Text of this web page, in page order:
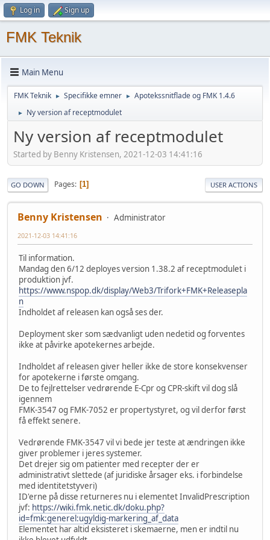
Log in Sign up
FMK Teknik
Main Menu
FMK Teknik ► Specifikke emner ► Apotekssnitflade og FMK 1.4.6
► Ny version af receptmodulet
Ny version af receptmodulet
Started by Benny Kristensen, 2021-12-03 14:41:16
GO DOWN Pages 1 USER ACTIONS
Benny Kristensen Administrator
2021-12-03 14:41:16
Til information.
Mandag den 6/12 deployes version 1.38.2 af receptmodulet i
produktion jvf.
https://www.nspop.dk/display/Web3/Trifork+FMK+Releasepla
n
Indholdet af releasen kan også ses der.
Deployment sker som sædvanligt uden nedetid og forventes
ikke at påvirke apotekernes arbejde.
Indholdet af releasen giver heller ikke de store konsekvenser
for apotekerne i første omgang.
De to fejlrettelser vedrørende E-Cpr og CPR-skift vil dog slå
igennem
FMK-3547 og FMK-7052 er propertystyret, og vil derfor først
få effekt senere.
Vedrørende FMK-3547 vil vi bede jer teste at ændringen ikke
giver problemer i jeres systemer.
Det drejer sig om patienter med recepter der er
administrativt slettede (af juridiske årsager eks. i forbindelse
med identitetstyveri)
ID'erne på disse returneres nu i elementet InvalidPrescription
jvf: https://wiki.fmk.netic.dk/doku.php?
id=fmk:generel:ugyldig-markering_af_data
Elementet har altid eksisteret i skemaerne, men er indtil nu